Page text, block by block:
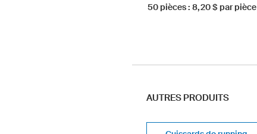
50 pièces : 8,20 $ par pièce
AUTRES PRODUITS